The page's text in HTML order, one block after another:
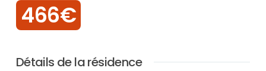
466€
Détails de la résidence